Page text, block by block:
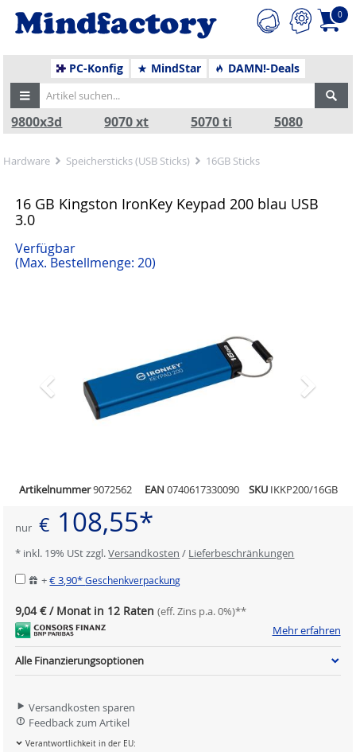
0
PC-Konfig MindStar DAMN!-Deals
9800x3d 9070 xt 5070 ti 5080
Hardware Speichersticks (USB Sticks) 16GB Sticks
16 GB Kingston IronKey Keypad 200 blau USB
3.0
Verfügbar
(Max. Bestellmenge: 20)
Artikelnummer9072562 EAN 0740617330090 SKU IKKP200/16GB
nur € 108,55*
* inkl. 19% USt zzgl.Versandkosten / Lieferbeschränkungen
+€ 3,90*Geschenkverpackung
9,04 € / Monat in 12 Raten (eff. Zins p.a. 0%)**
Mehr erfahren
Alle Finanzierungsoptionen
Versandkosten sparen
Feedback zum Artikel
Verantwortlichkeit in der EU: